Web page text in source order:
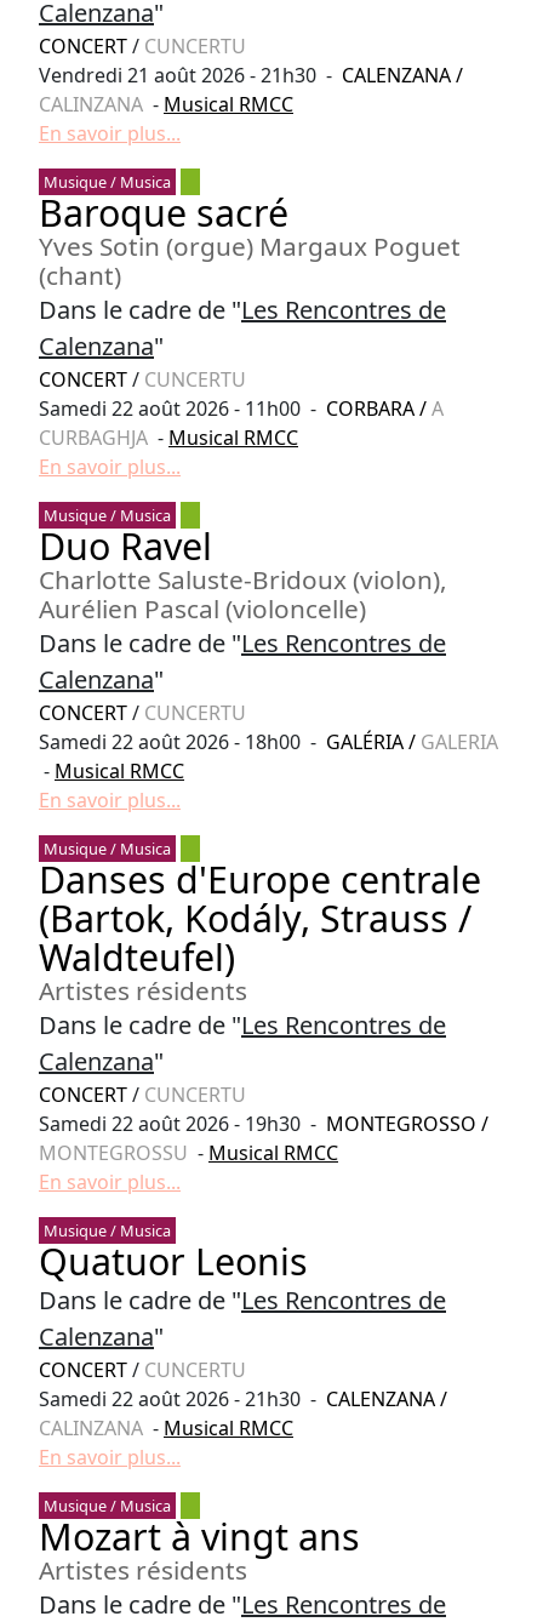
Calenzana"
CONCERT/ CUNCERTU
Vendredi 21 août 2026 - 21h30 - CALENZANA/
CALINZANA - Musical RMCC
En savoir plus...
Musique / Musica
Baroque sacré
Yves Sotin (orgue) Margaux Poguet
(chant)
Dans le cadre de "Les Rencontres de
Calenzana"
CONCERT/ CUNCERTU
Samedi 22 août 2026 - 11h00 - CORBARA/A
CURBAGHJA - Musical RMCC
En savoir plus...
Musique / Musica
Duo Ravel
Charlotte Saluste-Bridoux (violon),
Aurélien Pascal (violoncelle)
Dans le cadre de "Les Rencontres de
Calenzana"
CONCERT/ CUNCERTU
Samedi 22 août 2026 - 18h00 - GALÉRIA/ GALERIA
- Musical RMCC
En savoir plus...
Musique / Musica
Danses d'Europe centrale
(Bartok, Kodály, Strauss /
Waldteufel)
Artistes résidents
Dans le cadre de "Les Rencontres de
Calenzana"
CONCERT/ CUNCERTU
Samedi 22 août 2026 - 19h30 - MONTEGROSSO /
MONTEGROSSU - Musical RMCC
En savoir plus...
Musique / Musica
Quatuor Leonis
Dans le cadre de "Les Rencontres de
Calenzana"
CONCERT/ CUNCERTU
Samedi 22 août 2026 - 21h30 - CALENZANA/
CALINZANA - Musical RMCC
En savoir plus...
Musique / Musica
Mozart à vingt ans
Artistes résidents
Dans le cadre de "Les Rencontres de